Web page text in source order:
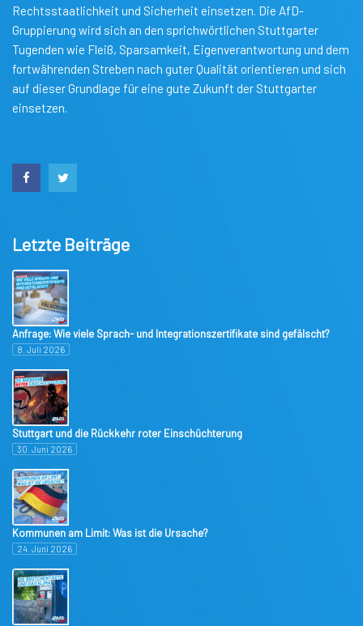
Rechtsstaatlichkeit und Sicherheit einsetzen. Die AfD-
Gruppierung wird sich an den sprichwörtlichen Stuttgarter
Tugenden wie Fleiß, Sparsamkeit, Eigenverantwortung und dem
fortwährenden Streben nach guter Qualität orientieren und sich
auf dieser Grundlage für eine gute Zukunft der Stuttgarter
einsetzen.
Letzte Beiträge
Anfrage: Wie viele Sprach- und Integrationszertifikate sind gefälscht?
8. Juli 2026
Stuttgart und die Rückkehr roter Einschüchterung
30. Juni 2026
Kommunen am Limit: Was ist die Ursache?
24. Juni 2026